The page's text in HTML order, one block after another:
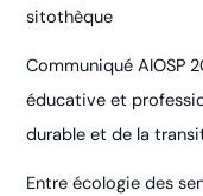
sitothèque
Communiqué AIOSP
éducative et
durable et de la
Entre écologie des